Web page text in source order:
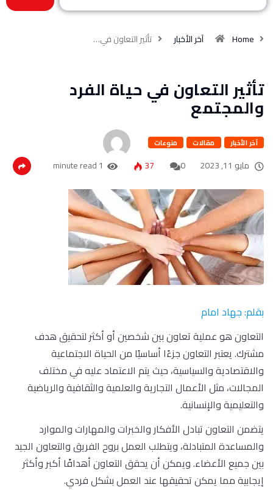
Home آخر الأخبار تأثير التعاون في…
تأثير التعاون في حياة الفرد
والمجتمع
آخر الأخبار مقالات منوعات
مايو 11, 2023 0
37
1 minute read
بقلم: جهاد امام
التعاون هو عملية تعاون بين شخصين أو أكثر لتحقيق هدف
مشترك. يعتبر التعاون جزءًا أساسيًا من الحياة الاجتماعية
والاقتصادية والسياسية، حيث يتم الاعتماد عليه في مختلف
المجالات، مثل الأعمال التجارية والعلمية والثقافية والرياضية
والتعليمية والإنسانية.
يتضمن التعاون تبادل الأفكار والخبرات والمهارات والموارد
والمساعدة المتبادلة، ويتطلب العمل بروح الفريق والتعاون الجيد
بين جميع الأعضاء. ويمكن أن يحقق التعاون أهدافًا أكبر وأكثر
إيجابية مما يمكن تحقيقها عند العمل بشكل فردي.